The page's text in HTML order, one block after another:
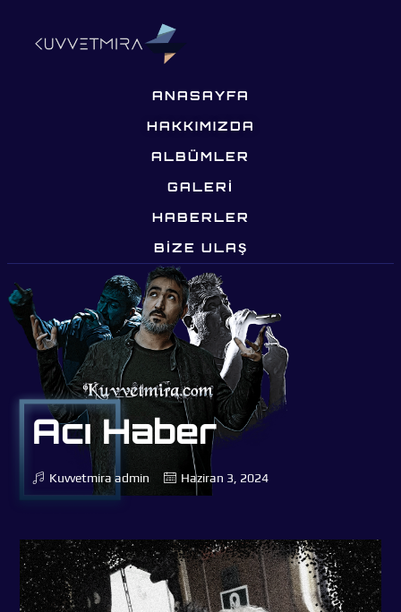
ANASAYFA
HAKKIMIZDA
ALBÜMLER
GALERİ
HABERLER
BIZE ULAŞ
Acı Haber
Kuvvetmiraadmin Haziran 3, 2024